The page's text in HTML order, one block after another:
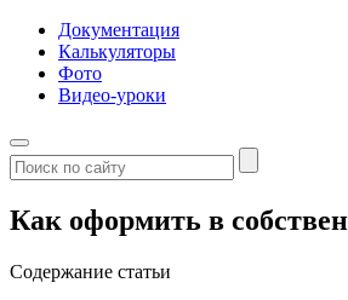
Документация
Калькуляторы
Фото
Видео-уроки
Как оформить в
Содержание статьи